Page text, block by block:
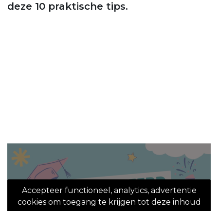
deze 10 praktische tips.
Accepteer functioneel, analytics, advertentie
cookies om toegang te krijgen tot deze inhoud